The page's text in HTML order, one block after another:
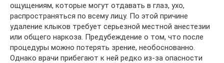
ощущениям, которые могут отдавать в глаз, ухо,
распространяться по всему лицу. По этой причине
удаление клыков требует серьезной местной анестезии
или общего наркоза. Предубеждение о том, что после
процедуры можно потерять зрение, необоснованно.
Однако врачи прибегают к ней редко из-за опасности